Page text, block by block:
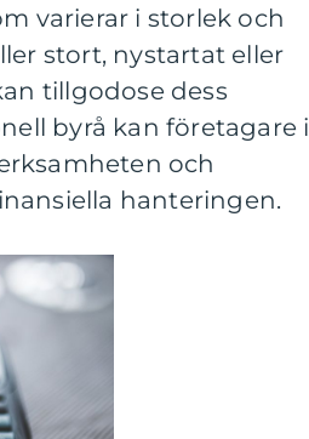
varierar i storlek och
stort, nystartat eller
tillgodose dess
byrå kan företagare i
och
hanteringen.